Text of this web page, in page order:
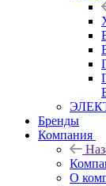
Бренды
Компания
О